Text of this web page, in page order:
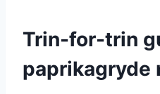
Trin-for-trin
paprikagryde